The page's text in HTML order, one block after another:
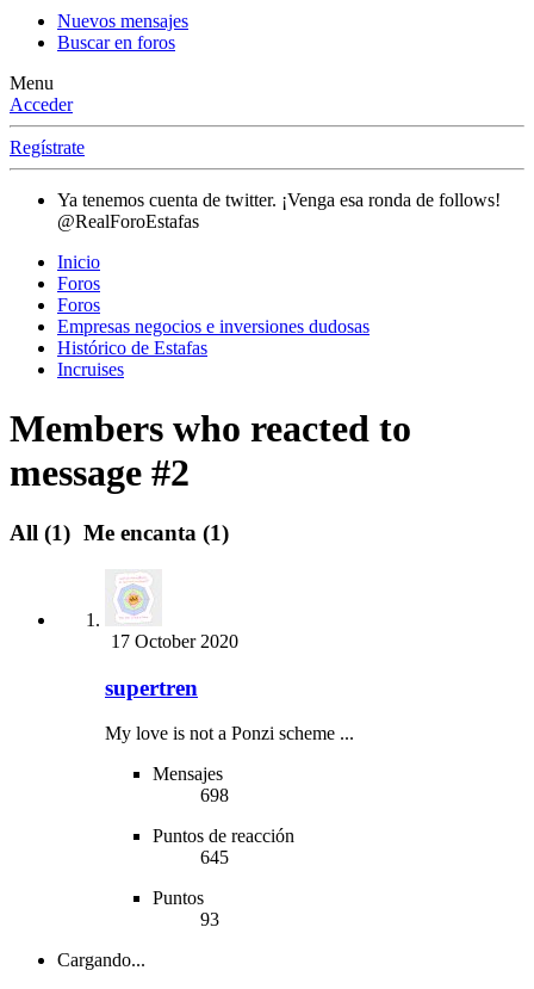
Nuevos mensajes
Buscar en foros
Menu
Acceder
Regístrate
Ya tenemos cuenta de twitter. ¡Venga esa ronda de follows!
@RealForoEstafas
Inicio
Foros
Foros
Empresas negocios e inversiones dudosas
Histórico de Estafas
Incruises
Members who reacted to
message #2
All (1) Me encanta (1)
17 October 2020
supertren
My love is not a Ponzi scheme ...
Mensajes
698
Puntos de reacción
645
Puntos
93
Cargando...